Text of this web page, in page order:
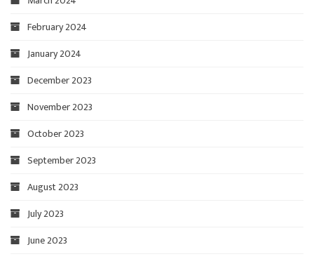
February 2024
January 2024
December 2023
November 2023
October 2023
September 2023
August 2023
July 2023
June 2023